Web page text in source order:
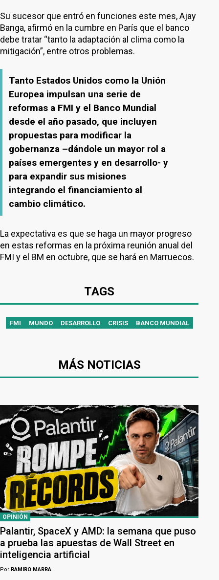
Su sucesor que entró en funciones este mes, Ajay
Banga, afirmó en la cumbre en París que el banco
debe tratar “tanto la adaptación al clima como la
mitigación”, entre otros problemas.
Tanto Estados Unidos como la Unión
Europea impulsan una serie de
reformas a FMI y el Banco Mundial
desde el año pasado, que incluyen
propuestas para modificar la
gobernanza –dándole un mayor rol a
países emergentes y en desarrollo- y
para expandir sus misiones
integrando el financiamiento al
cambio climático.
La expectativa es que se haga un mayor progreso
en estas reformas en la próxima reunión anual del
FMI y el BM en octubre, que se hará en Marruecos.
TAGS
FMI MUNDO DESARROLLO CRISIS BANCO MUNDIAL
MÁS NOTICIAS
OPINIÓN
Palantir, SpaceX y AMD: la semana que puso
a prueba las apuestas de Wall Street en
inteligencia artificial
Por RAMIRO MARRA